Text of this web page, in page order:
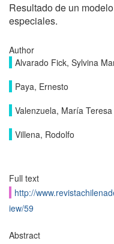
Resultado de un
especiales.
Author
Alvarado Fick, Sylvina
Paya, Ernesto
Valenzuela, María Teresa
Villena, Rodolfo
Full text
http://
iew/59
Abstract